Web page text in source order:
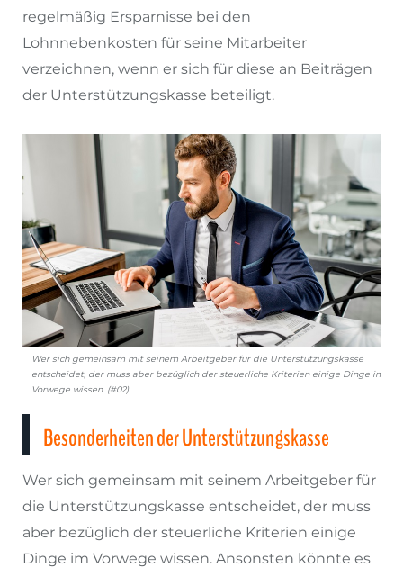
regelmäßig Ersparnisse bei den
Lohnnebenkosten für seine Mitarbeiter
verzeichnen, wenn er sich für diese an Beiträgen
der Unterstützungskasse beteiligt.
Wer sich gemeinsam mit seinem Arbeitgeber für die Unterstützungskasse
entscheidet, der muss aber bezüglich der steuerliche Kriterien einige Dinge im
Vorwege wissen. (#02)
Besonderheiten der Unterstützungskasse
Wer sich gemeinsam mit seinem Arbeitgeber für
die Unterstützungskasse entscheidet, der muss
aber bezüglich der steuerliche Kriterien einige
Dinge im Vorwege wissen. Ansonsten könnte es